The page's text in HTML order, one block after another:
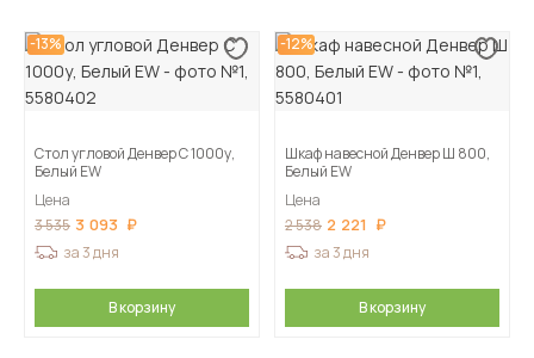
-13%
Стол угловой Денвер С 1000у,
Белый EW
Цена
3 535 3 093
за 3 дня
В корзину
-12%
Шкаф навесной Денвер Ш 800,
Белый EW
Цена
2 538 2 221
за 3 дня
В корзину